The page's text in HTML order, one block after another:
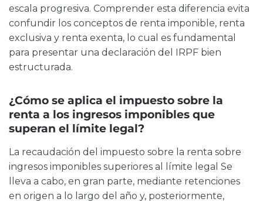
escala progresiva. Comprender esta diferencia evita
confundir los conceptos de renta imponible, renta
exclusiva y renta exenta, lo cual es fundamental
para presentar una declaración del IRPF bien
estructurada.
¿Cómo se aplica el impuesto sobre la
renta a los ingresos imponibles que
superan el límite legal?
La recaudación del impuesto sobre la renta sobre
ingresos imponibles superiores al límite legal Se
lleva a cabo, en gran parte, mediante retenciones
en origen a lo largo del año y, posteriormente,